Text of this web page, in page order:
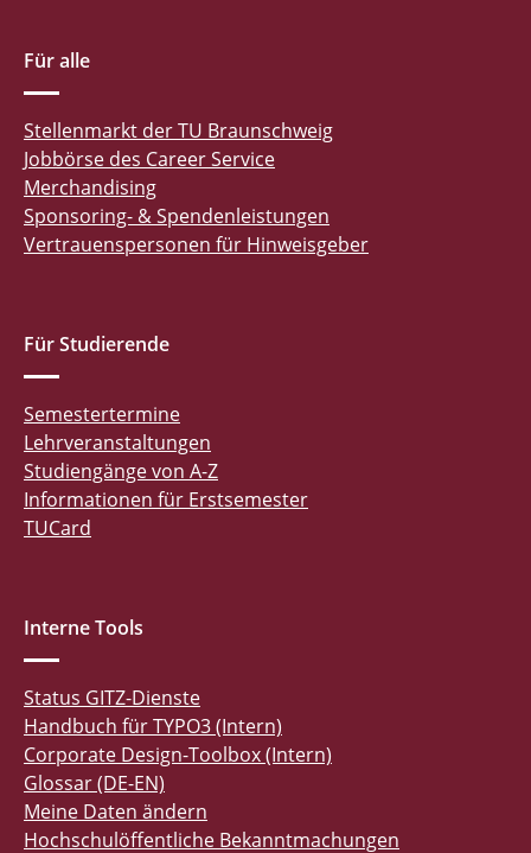
Für alle
Stellenmarkt der TU Braunschweig
Jobbörse des Career Service
Merchandising
Sponsoring- & Spendenleistungen
Vertrauenspersonen für Hinweisgeber
Für Studierende
Semestertermine
Lehrveranstaltungen
Studiengänge von A-Z
Informationen für Erstsemester
TUCard
Interne Tools
Status GITZ-Dienste
Handbuch für TYPO3 (Intern)
Corporate Design-Toolbox (Intern)
Glossar (DE-EN)
Meine Daten ändern
Hochschulöffentliche Bekanntmachungen